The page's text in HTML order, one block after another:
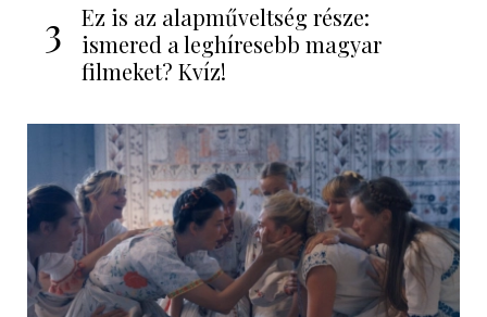
3
Ez is az alapműveltség része:
ismered a leghíresebb magyar
filmeket? Kvíz!